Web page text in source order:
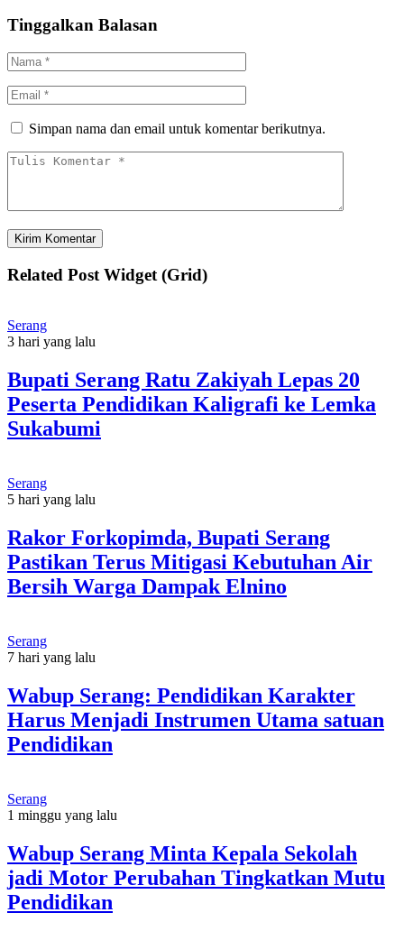
Tinggalkan Balasan
Simpan nama dan email untuk komentar berikutnya.
Related Post Widget (Grid)
Serang
3 hari yang lalu
Bupati Serang Ratu Zakiyah Lepas 20
Peserta Pendidikan Kaligrafi ke Lemka
Sukabumi
Serang
5 hari yang lalu
Rakor Forkopimda, Bupati Serang
Pastikan Terus Mitigasi Kebutuhan Air
Bersih Warga Dampak Elnino
Serang
7 hari yang lalu
Wabup Serang: Pendidikan Karakter
Harus Menjadi Instrumen Utama satuan
Pendidikan
Serang
1 minggu yang lalu
Wabup Serang Minta Kepala Sekolah
jadi Motor Perubahan Tingkatkan Mutu
Pendidikan